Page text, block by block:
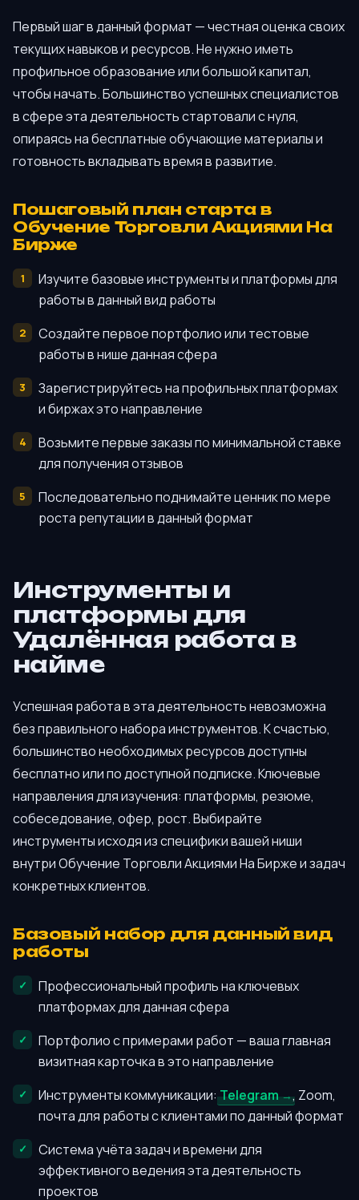
Первый шаг в данный формат — честная оценка своих
текущих навыков и ресурсов. Не нужно иметь
профильное образование или большой капитал,
чтобы начать. Большинство успешных специалистов
в сфере эта деятельность стартовали с нуля,
опираясь на бесплатные обучающие материалы и
готовность вкладывать время в развитие.
Пошаговый план старта в
Обучение Торговли Акциями На
Бирже
Изучите базовые инструменты и платформы для
работы в данный вид работы
Создайте первое портфолио или тестовые
работы в нише данная сфера
Зарегистрируйтесь на профильных платформах
и биржах это направление
Возьмите первые заказы по минимальной ставке
для получения отзывов
Последовательно поднимайте ценник по мере
роста репутации в данный формат
Инструменты и
платформы для
Удалённая работа в
найме
Успешная работа в эта деятельность невозможна
без правильного набора инструментов. К счастью,
большинство необходимых ресурсов доступны
бесплатно или по доступной подписке. Ключевые
направления для изучения: платформы, резюме,
собеседование, офер, рост. Выбирайте
инструменты исходя из специфики вашей ниши
внутри Обучение Торговли Акциями На Бирже и задач
конкретных клиентов.
Базовый набор для данный вид
работы
Профессиональный профиль на ключевых
платформах для данная сфера
Портфолио с примерами работ — ваша главная
визитная карточка в это направление
Инструменты коммуникации:Telegram
, Zoom,
почта для работы с клиентами по данный формат
Система учёта задач и времени для
эффективного ведения эта деятельность
проектов